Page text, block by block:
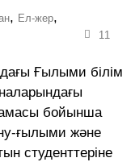
, Ел-жер,
11
Ғылыми білім
бойынша
ғылыми және
студенттеріне